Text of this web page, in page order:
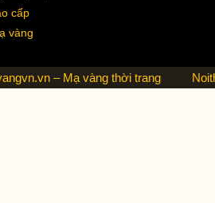
cấp
vàng
– Mạ vàng thời trang